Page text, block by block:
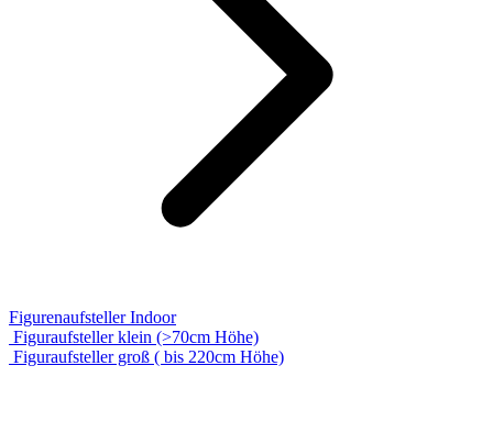
Figurenaufsteller Indoor
Figuraufsteller klein (>70cm Höhe)
Figuraufsteller groß ( bis 220cm Höhe)